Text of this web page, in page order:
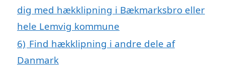
dig med hækklipning i Bækmarksbro eller
hele Lemvig kommune
6) Find hækklipning i andre dele af
Danmark